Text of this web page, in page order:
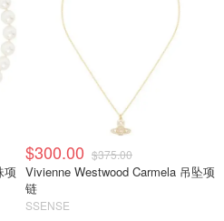
$300.00 $375.00
Vivienne Westwood Carmela 吊坠项
链
SSENSE